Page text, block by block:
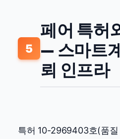
5
페어 특허
— 스마트
뢰 인프라
특허 10-2969403호(품질